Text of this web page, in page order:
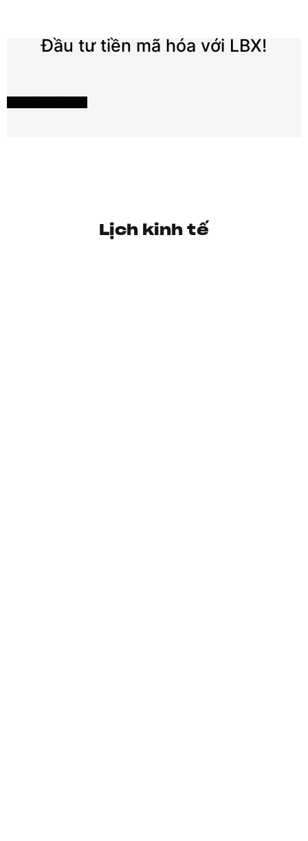
Đầu tư tiền mã hóa với LBX!
Lịch kinh tế